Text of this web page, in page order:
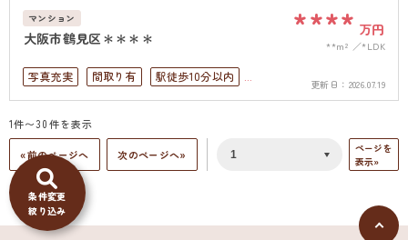
マンション
大阪市鶴見区＊＊＊＊ **** 万円
**m² *LDK
写真充実 間取り有
駅徒歩10分以内
ペット可
高層階
オートロック
バリアフリー
更新日： 2026.07.19
1件〜30件を表示
«前のページへ 次のページへ»
ページを
表示»
条件変更
絞り込み